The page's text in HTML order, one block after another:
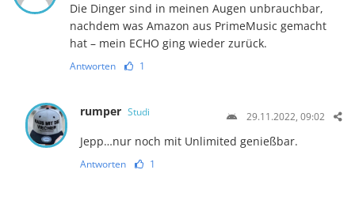
Die Dinger sind in meinen Augen unbrauchbar,
nachdem was Amazon aus PrimeMusic gemacht
hat – mein ECHO ging wieder zurück.
Antworten 1
rumper Studi 29.11.2022, 09:02
Jepp…nur noch mit Unlimited genießbar.
Antworten 1